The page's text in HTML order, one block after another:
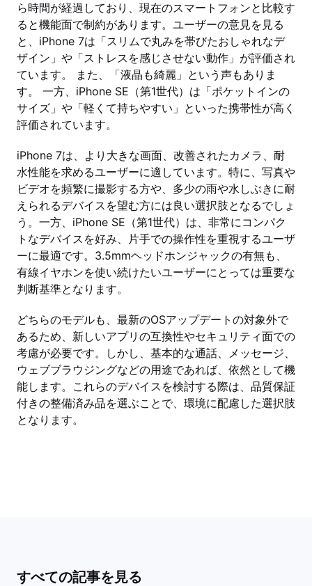
ら時間が経過しており、現在のスマートフォンと比較す
ると機能面で制約があります。ユーザーの意見を見る
と、iPhone 7は「スリムで丸みを帯びたおしゃれなデ
ザイン」や「ストレスを感じさせない動作」が評価され
ています。 また、「液晶も綺麗」という声もありま
す。 一方、iPhone SE（第1世代）は「ポケットインの
サイズ」や「軽くて持ちやすい」といった携帯性が高く
評価されています。
iPhone 7は、より大きな画面、改善されたカメラ、耐
水性能を求めるユーザーに適しています。特に、写真や
ビデオを頻繁に撮影する方や、多少の雨や水しぶきに耐
えられるデバイスを望む方には良い選択肢となるでしょ
う。一方、iPhone SE（第1世代）は、非常にコンパク
トなデバイスを好み、片手での操作性を重視するユーザ
ーに最適です。3.5mmヘッドホンジャックの有無も、
有線イヤホンを使い続けたいユーザーにとっては重要な
判断基準となります。
どちらのモデルも、最新のOSアップデートの対象外で
あるため、新しいアプリの互換性やセキュリティ面での
考慮が必要です。しかし、基本的な通話、メッセージ、
ウェブブラウジングなどの用途であれば、依然として機
能します。これらのデバイスを検討する際は、品質保証
付きの整備済み品を選ぶことで、環境に配慮した選択肢
となります。
すべての記事を見る